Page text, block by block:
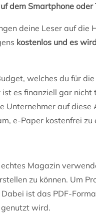
dem Smartphone oder
deine Leser auf die
kostenlos und es
welches du für
es finanziell gar
Unternehmer auf
e-Paper kostenfrei zu
Magazin
zu können. Um
ist das PDF-
wird.